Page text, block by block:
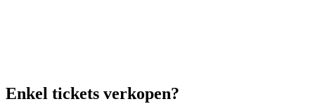
Enkel tickets verkopen?